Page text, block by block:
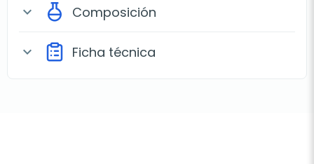
expand_more Composición
expand_more Ficha técnica